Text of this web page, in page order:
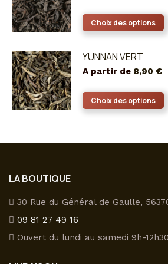
la
Choix des options
YUNNAN VERT
A partir de 8,90 €
Choix des options
LA BOUTIQUE
30 Rue du Général de Gaulle,
09 81 27 49 16
Ouvert du lundi au samedi 9h-